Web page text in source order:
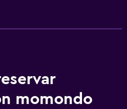
momondo